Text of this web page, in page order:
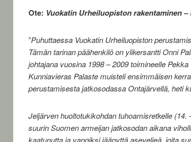
Ote: Vuokatin Urheiluopiston rakentaminen –
”Puhuttaessa Vuokatin Urheiluopiston
Tämän tarinan päähenkilö on ylikersantti Onni
johtajana vuosina 1998 – 2009 toimineelle
Kunniavieras Palaste muisteli ensimmäisen
perustamisesta jatkosodassa Ontajärvellä, heti
Jeljärven huoltotukikohdan tuhoamisretkelle
suurin Suomen armeijan jatkosodan aikana
kaatunutta ja vangiksi jäänyttä aseveljeä, joita